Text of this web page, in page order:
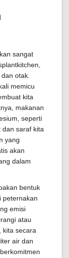
sangat
otak.
memicu
kita
makanan
seperti
dan saraf kita
yang
akan
dalam
bentuk
peternakan
emisi
atau
kita secara
air dan